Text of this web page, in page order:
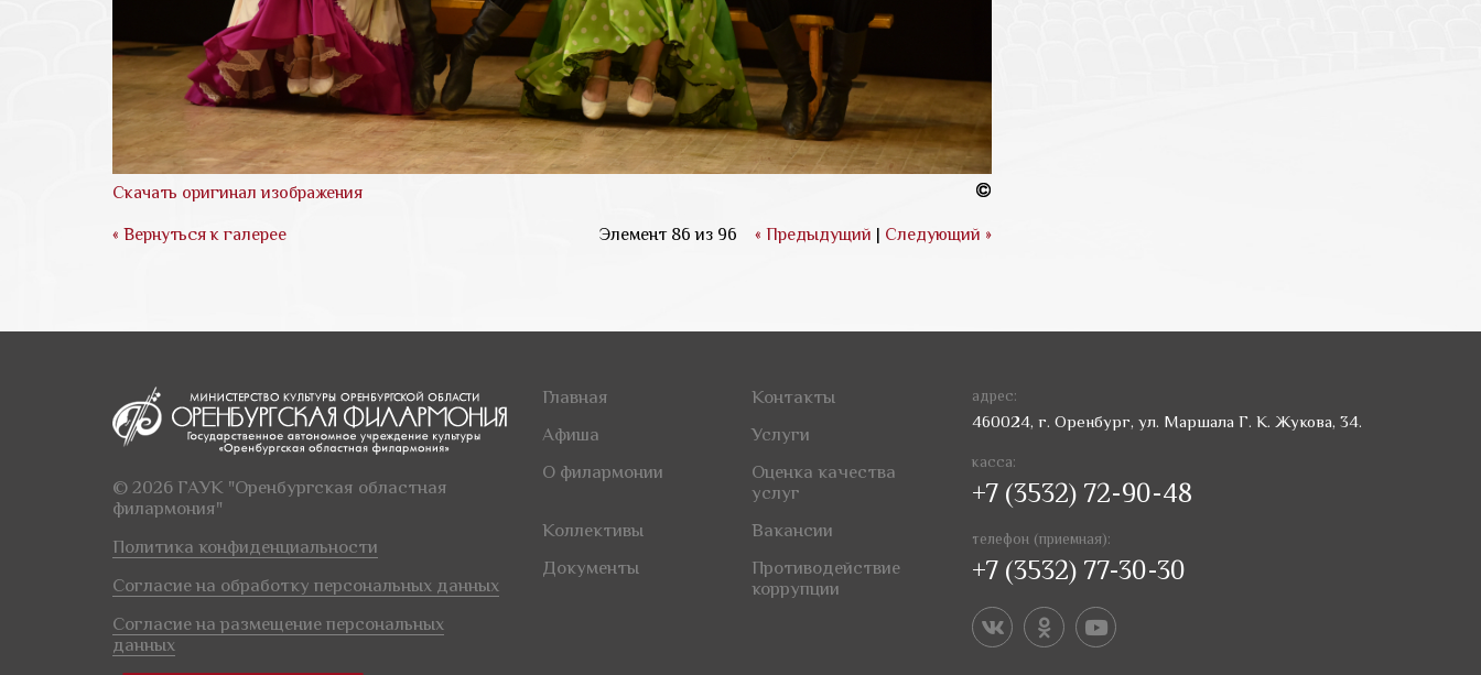
Скачать оригинал изображения
« Вернуться к галерее Элемент 86 из 96 « Предыдущий | Следующий »
© 2026 ГАУК "Оренбургская областная
филармония"
Политика конфиденциальности
Согласие на обработку персональных данных
Согласие на размещение персональных
данных
Главная
Контакты
Афиша
Услуги
О филармонии
Оценка качества
услуг
Коллективы
Вакансии
Документы
Противодействие
коррупции
адрес:
460024, г. Оренбург, ул. Маршала Г. К. Жукова, 34.
касса:
+7 (3532) 72-90-48
телефон (приемная):
+7 (3532) 77-30-30